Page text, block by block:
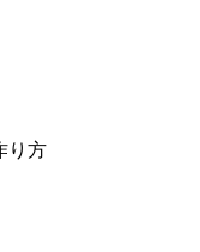
り方